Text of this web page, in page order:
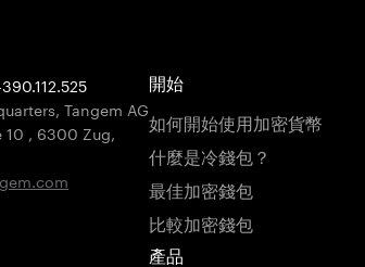
Tangem AG
10 , 6300 Zug,
開始
如何開始使用加密貨幣
什麼是冷錢包？
最佳加密錢包
比較加密錢包
產品